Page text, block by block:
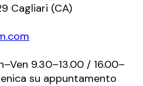
Cagliari (CA)
9.30–13.00 / 16.00–
su appuntamento